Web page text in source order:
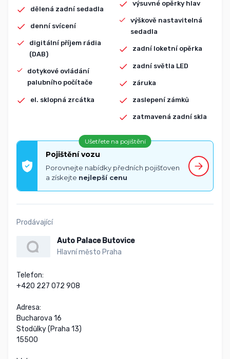
dělená zadní sedadla
denní svícení
digitální příjem rádia
(DAB)
dotykové ovládání
palubního počítače
el. sklopná zrcátka
výsuvné opěrky hlav
výškově nastavitelná
sedadla
zadní loketní opěrka
zadní světla LED
záruka
zaslepení zámků
zatmavená zadní skla
Ušetřete na pojištění
Pojištění vozu
Porovnejte nabídky předních pojišťoven
a získejte nejlepší cenu
Prodávající
Auto Palace Butovice
Hlavní město Praha
Telefon:
+420 227 072 908
Adresa:
Bucharova 16
Stodůlky (Praha 13)
15500